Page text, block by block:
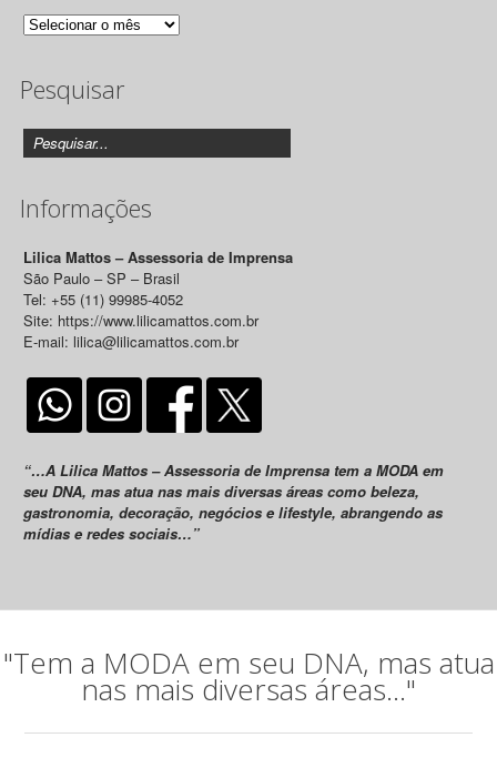
Arquivo
Releases
Pesquisar
Informações
Lilica Mattos – Assessoria de Imprensa
São Paulo – SP – Brasil
Tel: +55 (11) 99985-4052
Site: https://www.lilicamattos.com.br
E-mail: lilica@lilicamattos.com.br
“…A Lilica Mattos – Assessoria de Imprensa tem a MODA em
seu DNA, mas atua nas mais diversas áreas como beleza,
gastronomia, decoração, negócios e lifestyle, abrangendo as
mídias e redes sociais…”
"Tem a MODA em seu DNA, mas atua
nas mais diversas áreas..."